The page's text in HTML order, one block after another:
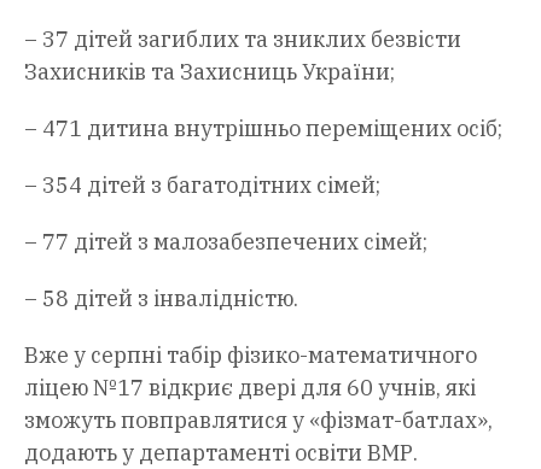
– 37 дітей загиблих та зниклих безвісти
Захисників та Захисниць України;
– 471 дитина внутрішньо переміщених осіб;
– 354 дітей з багатодітних сімей;
– 77 дітей з малозабезпечених сімей;
– 58 дітей з інвалідністю.
Вже у серпні табір фізико-математичного
ліцею №17 відкриє двері для 60 учнів, які
зможуть повправлятися у «фізмат-батлах»,
додають у департаменті освіти ВМР.